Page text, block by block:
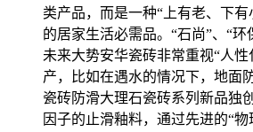
类产品，而是一种“上有老、下
的居家生活必需品。“石尚”、“环
未来大势安华瓷砖非常重视“人
产，比如在遇水的情况下，地面
瓷砖防滑大理石瓷砖系列新品独
因子的止滑釉料，通过先进的“